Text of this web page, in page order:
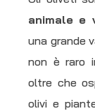
animale e
una grande
non è raro
oltre che
olivi e